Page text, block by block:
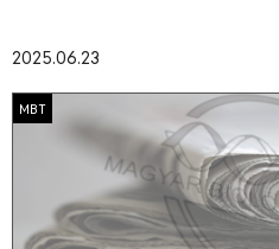
2025.06.23
MBT